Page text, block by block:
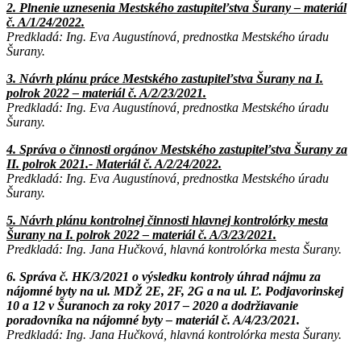
2. Plnenie uznesenia Mestského zastupiteľstva Šurany – materiál
č. A/1/24/2022.
Predkladá: Ing. Eva Augustínová, prednostka Mestského úradu
Šurany.
3. Návrh plánu práce Mestského zastupiteľstva Šurany na I.
polrok 2022 – materiál č. A/2/23/2021.
Predkladá: Ing. Eva Augustínová, prednostka Mestského úradu
Šurany.
4. Správa o činnosti orgánov Mestského zastupiteľstva Šurany za
II. polrok 2021.- Materiál č. A/2/24/2022.
Predkladá: Ing. Eva Augustínová, prednostka Mestského úradu
Šurany.
5. Návrh plánu kontrolnej činnosti hlavnej kontrolórky mesta
Šurany na I. polrok 2022 – materiál č. A/3/23/2021.
Predkladá: Ing. Jana Hučková, hlavná kontrolórka mesta Šurany.
6. Správa č. HK/3/2021 o výsledku kontroly úhrad nájmu za
nájomné byty na ul. MDŽ 2E, 2F, 2G a na ul. Ľ. Podjavorinskej
10 a 12 v Šuranoch za roky 2017 – 2020 a dodržiavanie
poradovníka na nájomné byty – materiál č. A/4/23/2021.
Predkladá: Ing. Jana Hučková, hlavná kontrolórka mesta Šurany.